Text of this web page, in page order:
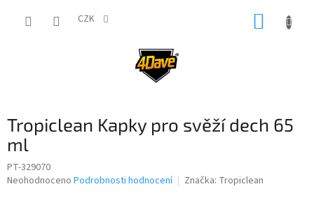
CZK
Tropiclean Kapky pro svěží dech 65
ml
PT-329070
Průměrné
Neohodnoceno Podrobnosti hodnocení Značka: Tropiclean